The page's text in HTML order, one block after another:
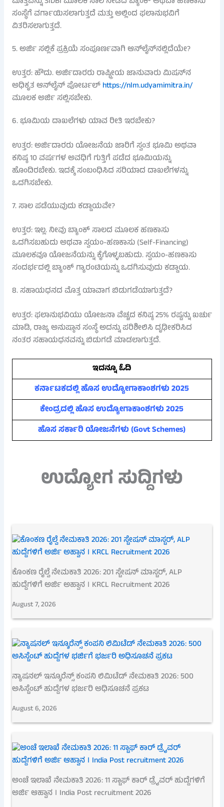
ಸಂಸ್ಥೆಗೆ ವರ್ಗಾಯಿಸಲಾಗುತ್ತದೆ ಮತ್ತು ಅಲ್ಲಿಂದ ಫಲಾನುಭವಿಗೆ
ವಿತರಿಸಲಾಗುತ್ತದೆ.
5. ಅರ್ಜಿ ಸಲ್ಲಿಕೆ ಪ್ರಕ್ರಿಯೆ ಸಂಪೂರ್ಣವಾಗಿ ಆನ್‌ಲೈನ್‌ನಲ್ಲಿದೆಯೇ?
ಉತ್ತರ: ಹೌದು. ಅರ್ಜಿದಾರರು ರಾಷ್ಟ್ರೀಯ ಜಾನುವಾರು ಮಿಷನ್‌ನ
ಅಧಿಕೃತ ಆನ್‌ಲೈನ್ ಪೋರ್ಟಲ್https://nlm.udyamimitra.in/
ಮೂಲಕ ಅರ್ಜಿ ಸಲ್ಲಿಸಬೇಕು.
6. ಭೂಮಿಯ ದಾಖಲೆಗಳು ಯಾವ ರೀತಿ ಇರಬೇಕು?
ಉತ್ತರ: ಅರ್ಜಿದಾರರು ಯೋಜನೆಯ ಜಾರಿಗೆ ಸ್ವಂತ ಭೂಮಿ ಅಥವಾ
ಕನಿಷ್ಠ 10 ವರ್ಷಗಳ ಅವಧಿಗೆ ಗುತ್ತಿಗೆ ಪಡೆದ ಭೂಮಿಯನ್ನು
ಹೊಂದಿರಬೇಕು. ಇದಕ್ಕೆ ಸಂಬಂಧಿಸಿದ ಸರಿಯಾದ ದಾಖಲೆಗಳನ್ನು
ಒದಗಿಸಬೇಕು.
7. ಸಾಲ ಪಡೆಯುವುದು ಕಡ್ಡಾಯವೇ?
ಉತ್ತರ: ಇಲ್ಲ. ನೀವು ಬ್ಯಾಂಕ್ ಸಾಲದ ಮೂಲಕ ಹಣಕಾಸು
ಒದಗಿಸಬಹುದು ಅಥವಾ ಸ್ವಯಂ-ಹಣಕಾಸು (Self-Financing)
ಮೂಲಕವೂ ಯೋಜನೆಯನ್ನು ಕೈಗೊಳ್ಳಬಹುದು. ಸ್ವಯಂ-ಹಣಕಾಸು
ಸಂದರ್ಭದಲ್ಲಿ ಬ್ಯಾಂಕ್ ಗ್ಯಾರಂಟಿಯನ್ನು ಒದಗಿಸುವುದು ಕಡ್ಡಾಯ.
8. ಸಹಾಯಧನದ ಮೊತ್ತ ಯಾವಾಗ ಬಿಡುಗಡೆಯಾಗುತ್ತದೆ?
ಉತ್ತರ: ಫಲಾನುಭವಿಯು ಯೋಜನಾ ವೆಚ್ಚದ ಕನಿಷ್ಠ 25% ರಷ್ಟನ್ನು ಖರ್ಚು
ಮಾಡಿ, ರಾಜ್ಯ ಅನುಷ್ಠಾನ ಸಂಸ್ಥೆ ಅದನ್ನು ಪರಿಶೀಲಿಸಿ ದೃಢೀಕರಿಸಿದ
ನಂತರ ಸಹಾಯಧನವನ್ನು ಬಿಡುಗಡೆ ಮಾಡಲಾಗುತ್ತದೆ.
ಇದನ್ನೂ ಓದಿ
ಕರ್ನಾಟಕದಲ್ಲಿ ಹೊಸ ಉದ್ಯೋಗಾಕಾಂಶಗಳು 2025
ಕೇಂದ್ರದಲ್ಲಿ ಹೊಸ ಉದ್ಯೋಗಾಕಾಂಶಗಳು 2025
ಹೊಸ ಸರ್ಕಾರಿ ಯೋಜನೆಗಳು (Govt Schemes)
ಉದ್ಯೋಗ ಸುದ್ದಿಗಳು
ಕೊಂಕಣ ರೈಲ್ವೆ ನೇಮಕಾತಿ 2026: 201 ಸ್ಟೇಷನ್ ಮಾಸ್ಟರ್, ALP
ಹುದ್ದೆಗಳಿಗೆ ಅರ್ಜಿ ಅಹ್ವಾನ । KRCL Recruitment 2026
August 7, 2026
ನ್ಯಾಷನಲ್ ಇನ್ಶೂರೆನ್ಸ್ ಕಂಪನಿ ಲಿಮಿಟೆಡ್ ನೇಮಕಾತಿ 2026: 500
ಅಸಿಸ್ಟೆಂಟ್ ಹುದ್ದೆಗಳ ಭರ್ಜರಿ ಅಧಿಸೂಚನೆ ಪ್ರಕಟ
August 6, 2026
ಅಂಚೆ ಇಲಾಖೆ ನೇಮಕಾತಿ 2026: 11 ಸ್ಟಾಫ್ ಕಾರ್ ಡ್ರೈವರ್ ಹುದ್ದೆಗಳಿಗೆ
ಅರ್ಜಿ ಆಹ್ವಾನ । India Post recruitment 2026